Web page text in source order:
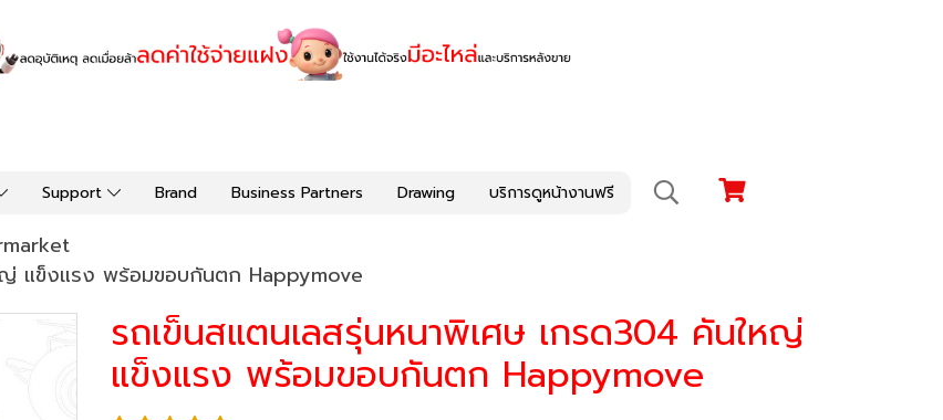
Support Brand Business Partners Drawing บริการดูหน้างานฟรี
ญ่ แข็งแรง พร้อมขอบกันตก Happymove
รถเข็นสแตนเลสรุ่นหนาพิเศษ เกรด304 คันใหญ่
แข็งแรง พร้อมขอบกันตก Happymove